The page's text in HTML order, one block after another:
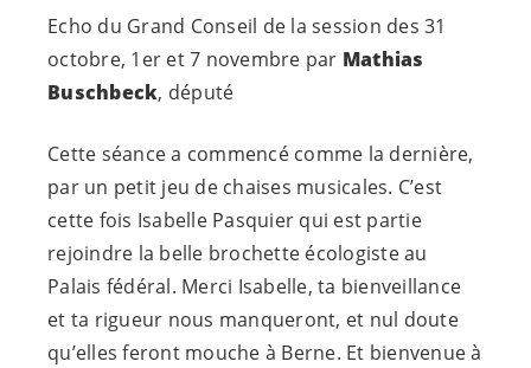
Echo du Grand Conseil de la session des 31
octobre, 1er et 7 novembre par Mathias
Buschbeck, député
Cette séance a commencé comme la dernière,
par un petit jeu de chaises musicales. C’est
cette fois Isabelle Pasquier qui est partie
rejoindre la belle brochette écologiste au
Palais fédéral. Merci Isabelle, ta bienveillance
et ta rigueur nous manqueront, et nul doute
qu’elles feront mouche à Berne. Et bienvenue à